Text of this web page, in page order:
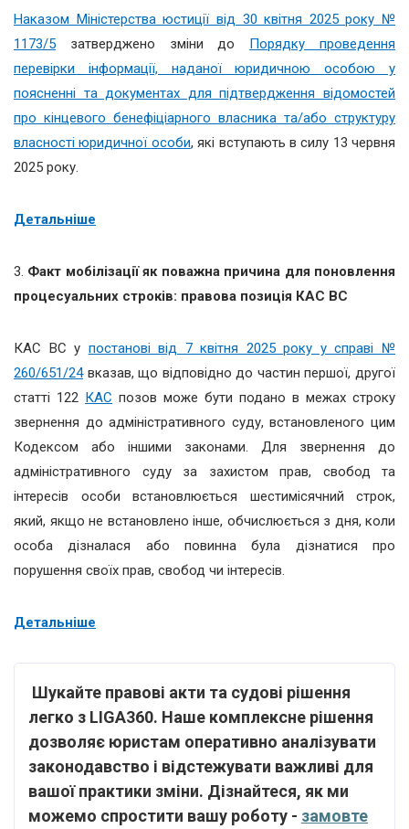
Наказом Міністерства юстиції від 30 квітня 2025 року №
1173/5 затверджено зміни до Порядку проведення
перевірки інформації, наданої юридичною особою у
поясненні та документах для підтвердження відомостей
про кінцевого бенефіціарного власника та/або структуру
власності юридичної особи, які вступають в силу 13 червня
2025 року.
Детальніше
3. Факт мобілізації як поважна причина для поновлення
процесуальних строків: правова позиція КАС ВС
КАС ВС у постанові від 7 квітня 2025 року у справі №
260/651/24вказав, що відповідно до частин першої, другої
статті 122 КАС позов може бути подано в межах строку
звернення до адміністративного суду, встановленого цим
Кодексом або іншими законами. Для звернення до
адміністративного суду за захистом прав, свобод та
інтересів особи встановлюється шестимісячний строк,
який, якщо не встановлено інше, обчислюється з дня, коли
особа дізналася або повинна була дізнатися про
порушення своїх прав, свобод чи інтересів.
Детальніше
Шукайте правові акти та судові рішення
легко з LIGA360. Наше комплексне рішення
дозволяє юристам оперативно аналізувати
законодавство і відстежувати важливі для
вашої практики зміни. Дізнайтеся, як ми
можемо спростити вашу роботу - замовте